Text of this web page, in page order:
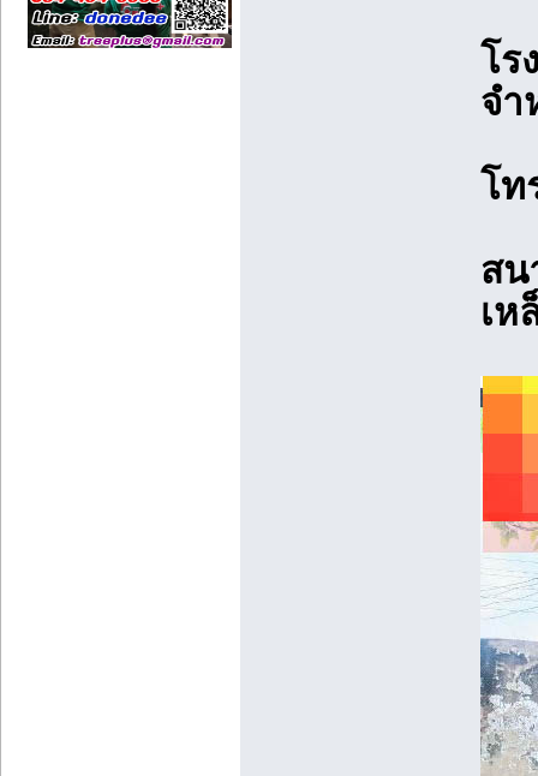
โร
จำ
โ
สน
เห